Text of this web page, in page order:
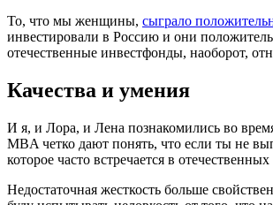
То, что мы женщины, сыграло
инвестировали в Россию и они
отечественные инвестфонды, наоборот,
Качества и умения
И я, и Лора, и Лена познакомились во
MBA четко дают понять, что если ты не
которое часто встречается в
Недостаточная жесткость больше